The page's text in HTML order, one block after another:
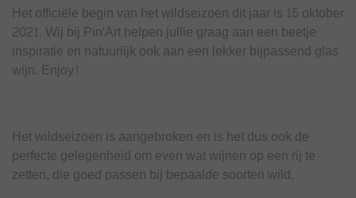
Het officiële begin van het wildseizoen dit jaar is 15 oktober
2021. Wij bij Pin'Art helpen jullie graag aan een beetje
inspiratie en natuurlijk ook aan een lekker bijpassend glas
wijn. Enjoy!
Het wildseizoen is aangebroken en is het dus ook de
perfecte gelegenheid om even wat wijnen op een rij te
zetten, die goed passen bij bepaalde soorten wild.